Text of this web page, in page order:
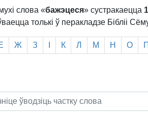
слова «бажэцеся» сустракаецца 1
толькі ў перакладзе Бібліі
Ж З К Л М Н О П